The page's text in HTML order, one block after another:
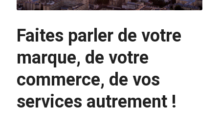
Faites parler de votre
marque, de votre
commerce, de vos
services autrement !